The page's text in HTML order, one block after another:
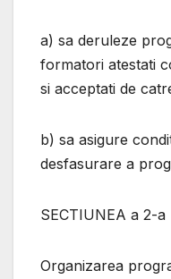
a) sa deruleze
formatori atestati
si acceptati de
b) sa asigure
desfasurare a
SECTIUNEA a 2-a
Organizarea